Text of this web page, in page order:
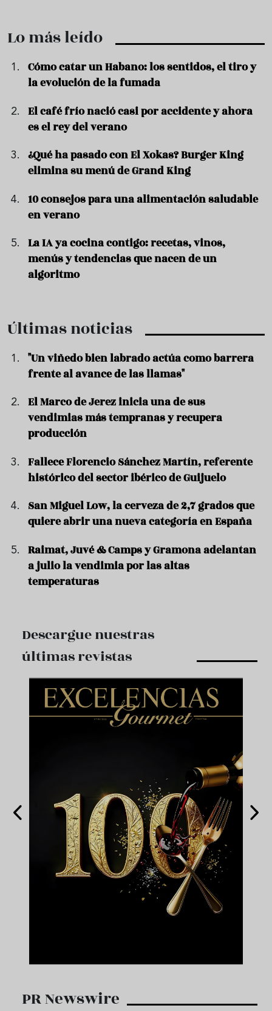
Lo más leído
Cómo catar un Habano: los sentidos, el tiro y
la evolución de la fumada
El café frío nació casi por accidente y ahora
es el rey del verano
¿Qué ha pasado con El Xokas? Burger King
elimina su menú de Grand King
10 consejos para una alimentación saludable
en verano
La IA ya cocina contigo: recetas, vinos,
menús y tendencias que nacen de un
algoritmo
Últimas noticias
"Un viñedo bien labrado actúa como barrera
frente al avance de las llamas"
El Marco de Jerez inicia una de sus
vendimias más tempranas y recupera
producción
Fallece Florencio Sánchez Martín, referente
histórico del sector ibérico de Guijuelo
San Miguel Low, la cerveza de 2,7 grados que
quiere abrir una nueva categoría en España
Raimat, Juvé & Camps y Gramona adelantan
a julio la vendimia por las altas
temperaturas
Descargue nuestras
últimas revistas
PR Newswire